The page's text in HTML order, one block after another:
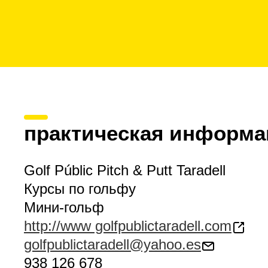
практическая
Golf Públic Pitch & Putt Taradell
Курсы по гольфу
Мини-гольф
http://www golfpublictaradell.com
golfpublictaradell@yahoo.es
938 126 678